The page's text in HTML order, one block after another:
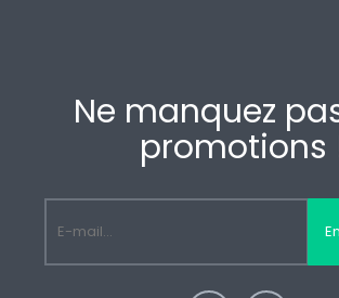
Ne manquez
promotions